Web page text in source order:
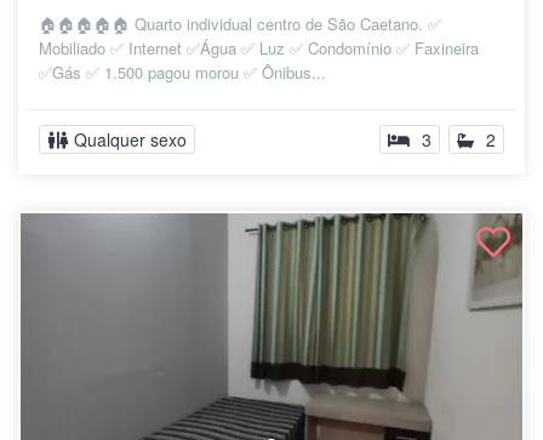
🏠🏠🏠🏠🏠 Quarto individual centro de São Caetano. ✅
Mobiliado ✅ Internet ✅Água ✅ Luz ✅ Condomínio ✅ Faxineira
✅Gás ✅ 1.500 pagou morou ✅ Ônibus...
Qualquer sexo 3 2